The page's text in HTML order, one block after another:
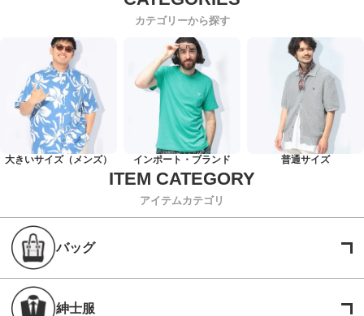
カテゴリーから探す
大きいサイズ（メンズ） インポート・ブランド 普通サイズ
アイテムカテゴリ
バッグ
紳士服